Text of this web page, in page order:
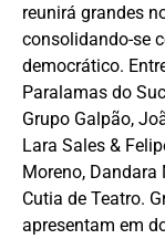
reunirá grandes
consolidando-se
democrático.
Paralamas do
Grupo Galpão,
Lara Sales &
Moreno, Dandara
Cutia de Teatro.
apresentam em